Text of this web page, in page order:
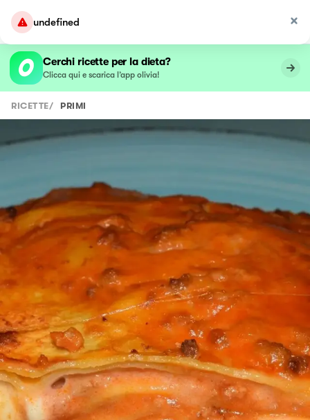
undefined
Cerchi ricette per la dieta?
Clicca qui e scarica l’app olivia!
RICETTE/ PRIMI